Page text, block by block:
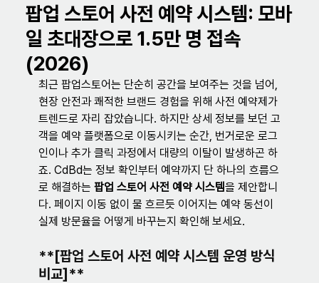
팝업 스토어 사전 예약 시스템: 모바
일 초대장으로 1.5만 명 접속
(2026)
최근 팝업스토어는 단순히 공간을 보여주는 것을 넘어,
현장 안전과 쾌적한 브랜드 경험을 위해 사전 예약제가
트렌드로 자리 잡았습니다. 하지만 상세 정보를 보던 고
객을 예약 플랫폼으로 이동시키는 순간, 번거로운 로그
인이나 추가 클릭 과정에서 대량의 이탈이 발생하곤 하
죠. CdBd는 정보 확인부터 예약까지 단 하나의 흐름으
로 해결하는 팝업 스토어 사전 예약 시스템을 제안합니
다. 페이지 이동 없이 물 흐르듯 이어지는 예약 동선이
실제 방문율을 어떻게 바꾸는지 확인해 보세요.
**[팝업 스토어 사전 예약 시스템 운영 방식
비교]**